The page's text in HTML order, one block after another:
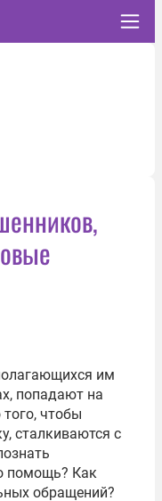
им
попадают на
чтобы
сталкиваются с
помощь? Как
обращений?